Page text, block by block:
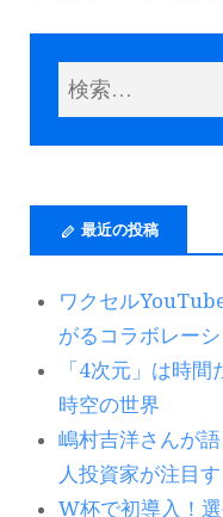
最近の投稿
ワクセル
がるコラボレー
「4次元」は時
時空の世界
嶋村吉洋さんが
人投資家が注目
W杯で初導入！